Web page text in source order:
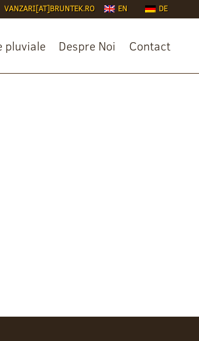
VANZARI[AT]BRUNTEK.RO EN DE
pluviale Despre Noi Contact